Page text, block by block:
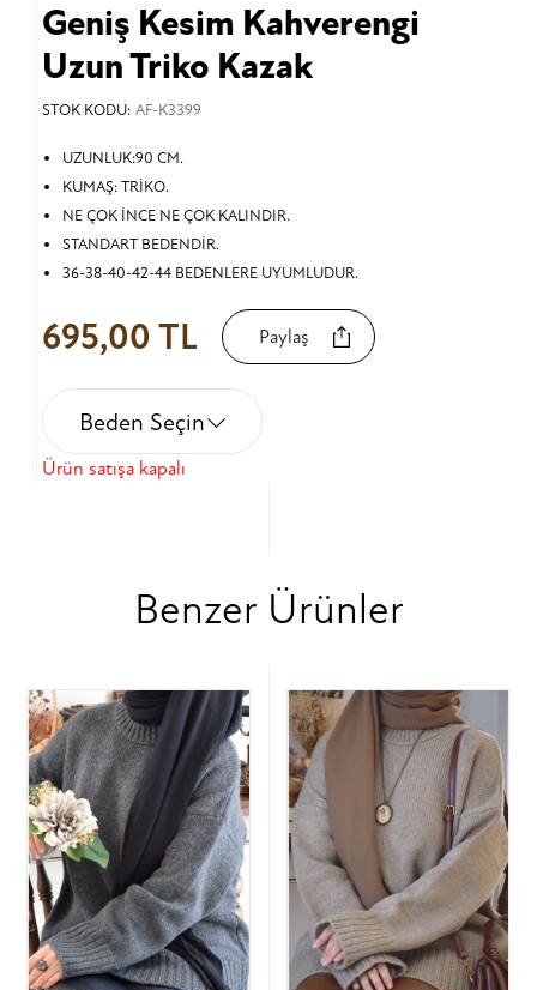
Geniş Kesim Kahverengi
Uzun Triko Kazak
STOK KODU: AF-K3399
UZUNLUK:90 CM.
KUMAŞ: TRİKO.
NE ÇOK İNCE NE ÇOK KALINDIR.
STANDART BEDENDİR.
36-38-40-42-44 BEDENLERE UYUMLUDUR.
695,00 TL Paylaş
Beden Seçin
Ürün satışa kapalı
Benzer Ürünler